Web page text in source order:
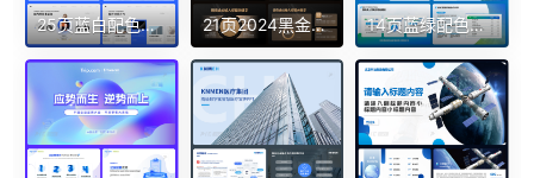
25页蓝白配色公司介绍PPT模版简约大气人工智能科技感培训演讲业务推广模板 21页2024黑金高端大气品牌推广企业宣传介绍PPT模板 14页蓝绿配色建筑行业公司简介外宣PPT模板